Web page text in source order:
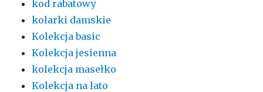
kod rabatowy
kolarki damskie
Kolekcja basic
Kolekcja jesienna
kolekcja masełko
Kolekcja na lato